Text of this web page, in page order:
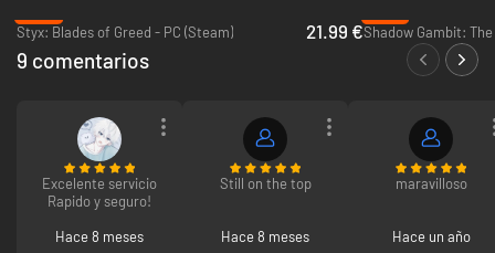
Styx: Blades of Greed - PC (Steam)
21.99 €Shadow Gambit:
9 comentarios
Excelente servicio
Rapido y seguro!
Hace 8 meses
Still on the top
Hace 8 meses
maravilloso
Hace un año